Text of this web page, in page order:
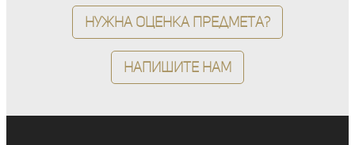
Нужна оценка предмета?
Напишите нам